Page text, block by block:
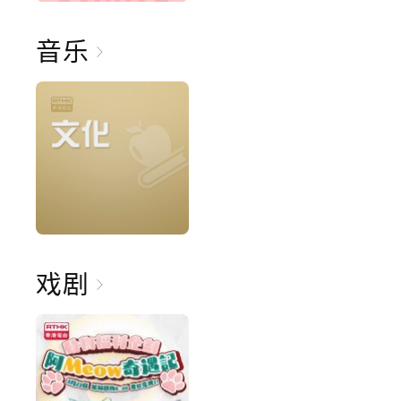
音乐
戏剧